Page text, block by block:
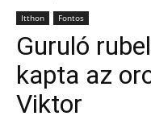
Itthon Fontos
Guruló
kapta az
Viktor